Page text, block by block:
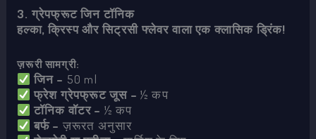
3. ग्रेपफ्रूट जिन टॉनिक
हल्का, क्रिस्प और सिट्रसी फ्लेवर वाला एक क्लासिक ड्रिंक!
ज़रूरी सामग्री:
जिन – 50 ml
फ्रेश ग्रेपफ्रूट जूस – ½ कप
टॉनिक वॉटर – ½ कप
बर्फ – ज़रूरत अनुसार